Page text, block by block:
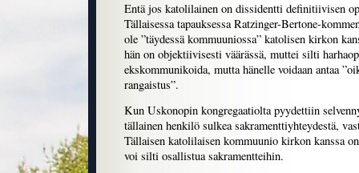
Entä jos katolilainen on dissidentti definitiivisen
Tällaisessa tapauksessa Ratzinger-Bertone-
ole ”täydessä kommuuniossa” katolisen kirkon
hän on objektiivisesti väärässä, muttei silti
ekskommunikoida, mutta hänelle voidaan antaa
rangaistus”.
Kun Uskonopin kongregaatiolta pyydettiin
tällainen henkilö sulkea sakramenttiyhteydestä,
Tällaisen katolilaisen kommuunio kirkon kanssa
voi silti osallistua sakramentteihin.